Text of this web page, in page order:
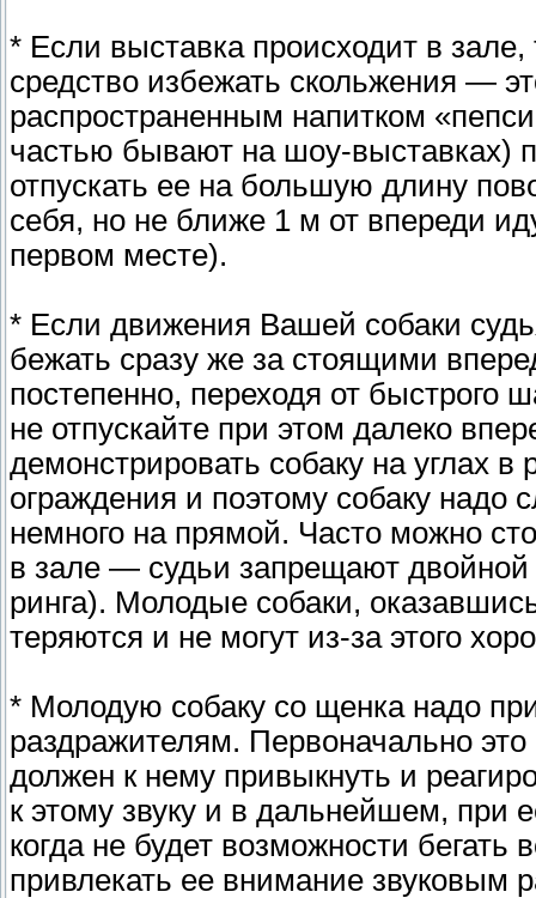
* Если выставка происходит в
средство избежать скольжения —
распространенным напитком
частью бывают на шоу-выставках)
отпускать ее на большую длину
себя, но не ближе 1 м от впереди
первом месте).
* Если движения Вашей собаки
бежать сразу же за стоящими
постепенно, переходя от быстрого
не отпускайте при этом далеко
демонстрировать собаку на углах в
ограждения и поэтому собаку надо
немного на прямой. Часто можно
в зале — судьи запрещают двойной
ринга). Молодые собаки,
теряются и не могут из-за этого
* Молодую собаку со щенка надо
раздражителям. Первоначально
должен к нему привыкнуть и
к этому звуку и в дальнейшем, при
когда не будет возможности бегать
привлекать ее внимание звуковым